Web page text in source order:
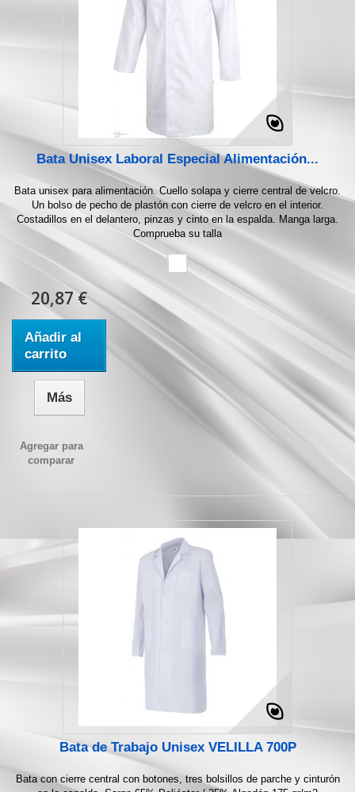
Bata Unisex Laboral Especial Alimentación...
Bata unisex para alimentación. Cuello solapa y cierre central de velcro.
Un bolso de pecho de plastón con cierre de velcro en el interior.
Costadillos en el delantero, pinzas y cinto en la espalda. Manga larga.
Comprueba su talla
20,87 €
Añadir al
carrito
Más
Agregar para
comparar
Bata de Trabajo Unisex VELILLA 700P
Bata con cierre central con botones, tres bolsillos de parche y cinturón